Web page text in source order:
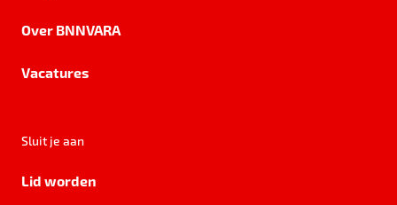
Over BNNVARA
Vacatures
Sluit je aan
Lid worden